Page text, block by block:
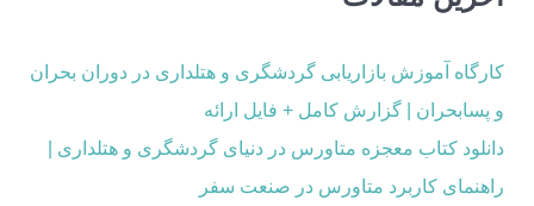
کارگاه آموزش بازاریابی گردشگری و هتلداری در دوران بحران
و پسابحران | گزارش کامل + فایل ارائه
دانلود کتاب معجزه متاورس در دنیای گردشگری و هتلداری |
راهنمای کاربرد متاورس در صنعت سفر